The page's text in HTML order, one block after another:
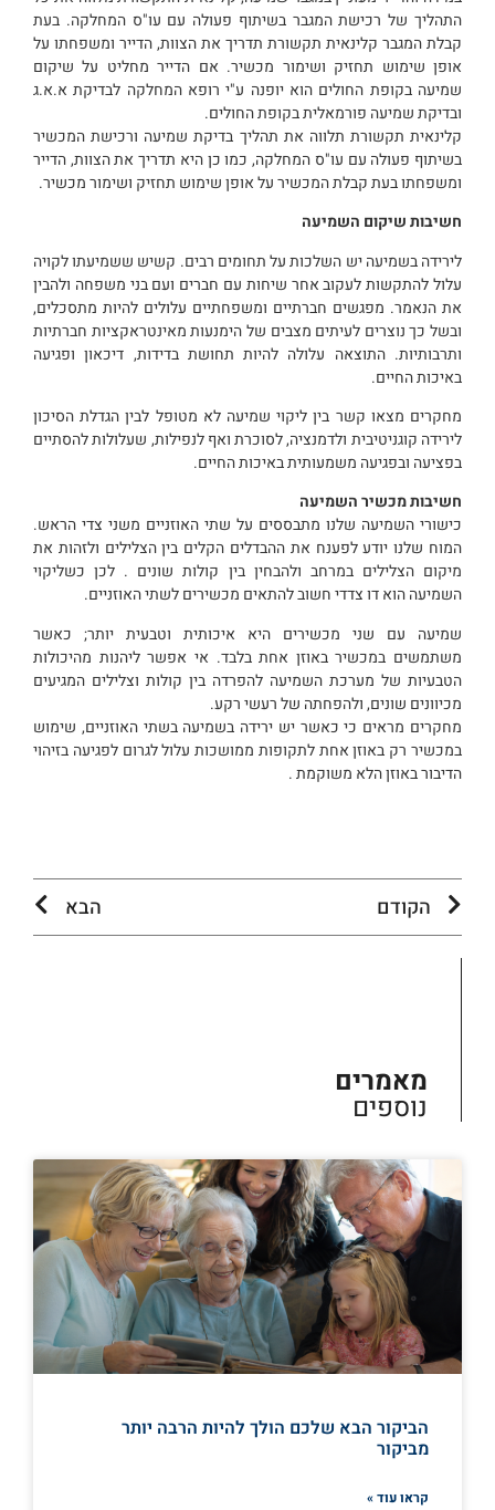
התהליך של רכישת המגבר בשיתוף פעולה עם עו"ס המחלקה. בעת
קבלת המגבר קלינאית תקשורת תדריך את הצוות, הדייר ומשפחתו על
אופן שימוש תחזיק ושימור מכשיר. אם הדייר מחליט על שיקום
שמיעה בקופת החולים הוא יופנה ע"י רופא המחלקה לבדיקת א.א.ג
ובדיקת שמיעה פורמאלית בקופת החולים.
קלינאית תקשורת תלווה את תהליך בדיקת שמיעה ורכישת המכשיר
בשיתוף פעולה עם עו"ס המחלקה, כמו כן היא תדריך את הצוות, הדייר
ומשפחתו בעת קבלת המכשיר על אופן שימוש תחזיק ושימור מכשיר.
חשיבות שיקום השמיעה
לירידה בשמיעה יש השלכות על תחומים רבים. קשיש ששמיעתו לקויה
עלול להתקשות לעקוב אחר שיחות עם חברים ועם בני משפחה ולהבין
את הנאמר. מפגשים חברתיים ומשפחתיים עלולים להיות מתסכלים,
ובשל כך נוצרים לעיתים מצבים של הימנעות מאינטראקציות חברתיות
ותרבותיות. התוצאה עלולה להיות תחושת בדידות, דיכאון ופגיעה
באיכות החיים.
מחקרים מצאו קשר בין ליקוי שמיעה לא מטופל לבין הגדלת הסיכון
לירידה קוגניטיבית ולדמנציה, לסוכרת ואף לנפילות, שעלולות להסתיים
בפציעה ובפגיעה משמעותית באיכות החיים.
חשיבות מכשיר השמיעה
כישורי השמיעה שלנו מתבססים על שתי האוזניים משני צדי הראש.
המוח שלנו יודע לפענח את ההבדלים הקלים בין הצלילים ולזהות את
מיקום הצלילים במרחב ולהבחין בין קולות שונים . לכן כשליקוי
השמיעה הוא דו צדדי חשוב להתאים מכשירים לשתי האוזניים.
שמיעה עם שני מכשירים היא איכותית וטבעית יותר; כאשר
משתמשים במכשיר באוזן אחת בלבד. אי אפשר ליהנות מהיכולות
הטבעיות של מערכת השמיעה להפרדה בין קולות וצלילים המגיעים
מכיוונים שונים, ולהפחתה של רעשי רקע.
מחקרים מראים כי כאשר יש ירידה בשמיעה בשתי האוזניים, שימוש
במכשיר רק באוזן אחת לתקופות ממושכות עלול לגרום לפגיעה בזיהוי
הדיבור באוזן הלא משוקמת .
הקודם הבא
מאמרים
נוספים
הביקור הבא שלכם הולך להיות הרבה יותר
מביקור
קראו עוד »